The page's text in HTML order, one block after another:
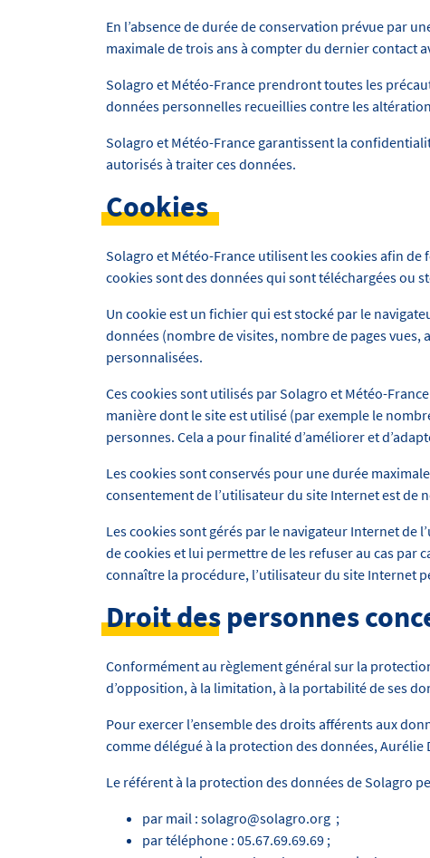
En l’absence de durée de conservation prévue par
maximale de trois ans à compter du dernier contact
Solagro et Météo-France prendront toutes les
données personnelles recueillies contre les
Solagro et Météo-France garantissent la
autorisés à traiter ces données.
Cookies
Solagro et Météo-France utilisent les cookies afin
cookies sont des données qui sont téléchargées ou
Un cookie est un fichier qui est stocké par le
données (nombre de visites, nombre de pages
personnalisées.
Ces cookies sont utilisés par Solagro et Météo-
manière dont le site est utilisé (par exemple le
personnes. Cela a pour finalité d’améliorer et
Les cookies sont conservés pour une durée
consentement de l’utilisateur du site Internet est de
Les cookies sont gérés par le navigateur Internet
de cookies et lui permettre de les refuser au cas par
connaître la procédure, l’utilisateur du site Internet
Droit des personnes
Conformément au règlement général sur la
d’opposition, à la limitation, à la portabilité de ses
Pour exercer l’ensemble des droits afférents aux
comme délégué à la protection des données, Aurélie
Le référent à la protection des données de Solagro
par mail : solagro@solagro.org ;
par téléphone : 05.67.69.69.69 ;